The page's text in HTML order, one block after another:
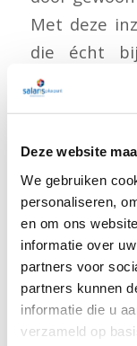
Deze website
We gebruiken
personaliseren,
en om ons
informatie over
partners voor
partners kunnen
informatie die u
verzameld op
Met deze
die écht
werkvloer als
✔️
begrijpen
✔️
vergroten
✔️ Teams
✔️